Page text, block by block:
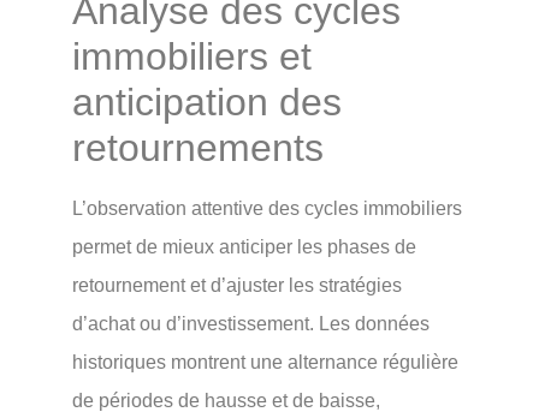
Analyse des cycles
immobiliers et
anticipation des
retournements
L’observation attentive des cycles immobiliers
permet de mieux anticiper les phases de
retournement et d’ajuster les stratégies
d’achat ou d’investissement. Les données
historiques montrent une alternance régulière
de périodes de hausse et de baisse,